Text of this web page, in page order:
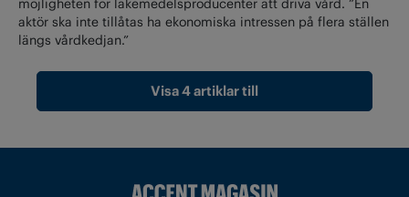
möjligheten för läkemedelsproducenter att driva vård. ”En
aktör ska inte tillåtas ha ekonomiska intressen på flera ställen
längs vårdkedjan.”
Visa 4 artiklar till